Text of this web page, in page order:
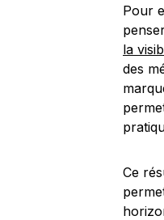
Pour
la
des
Ce